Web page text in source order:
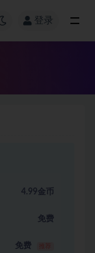
登录
4.99金币
免费
免费